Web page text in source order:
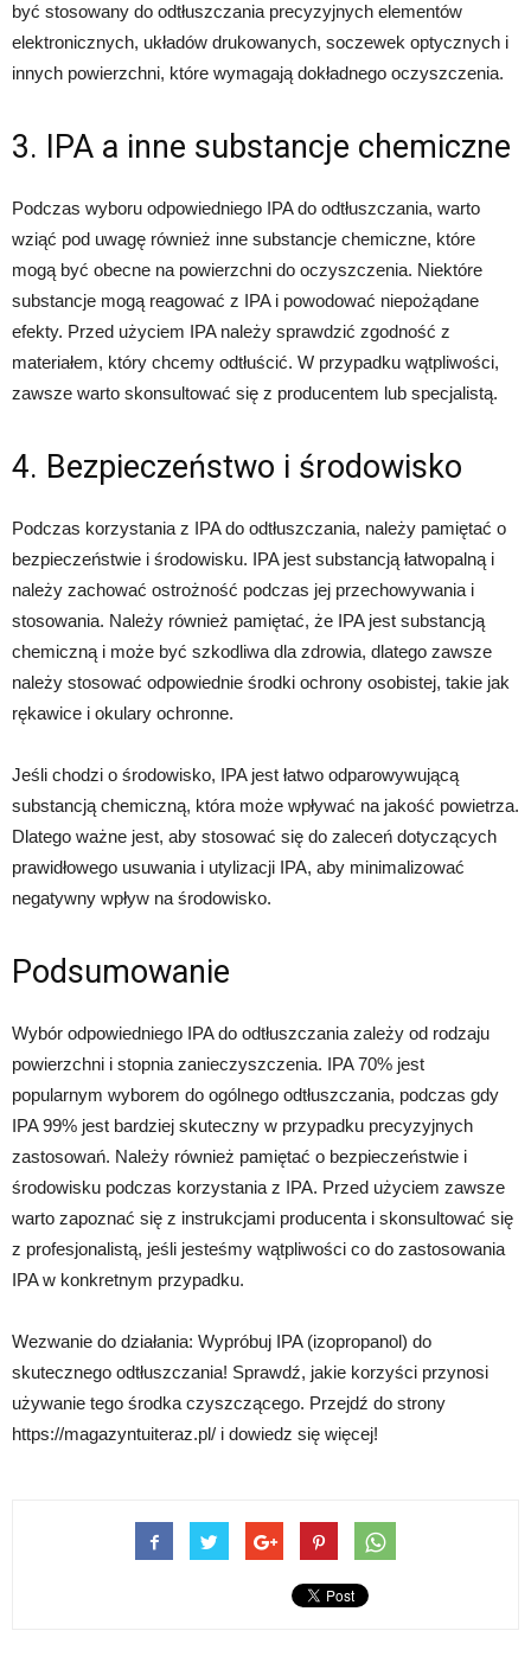
być stosowany do odtłuszczania precyzyjnych elementów
elektronicznych, układów drukowanych, soczewek optycznych i
innych powierzchni, które wymagają dokładnego oczyszczenia.
3. IPA a inne substancje chemiczne
Podczas wyboru odpowiedniego IPA do odtłuszczania, warto
wziąć pod uwagę również inne substancje chemiczne, które
mogą być obecne na powierzchni do oczyszczenia. Niektóre
substancje mogą reagować z IPA i powodować niepożądane
efekty. Przed użyciem IPA należy sprawdzić zgodność z
materiałem, który chcemy odtłuścić. W przypadku wątpliwości,
zawsze warto skonsultować się z producentem lub specjalistą.
4. Bezpieczeństwo i środowisko
Podczas korzystania z IPA do odtłuszczania, należy pamiętać o
bezpieczeństwie i środowisku. IPA jest substancją łatwopalną i
należy zachować ostrożność podczas jej przechowywania i
stosowania. Należy również pamiętać, że IPA jest substancją
chemiczną i może być szkodliwa dla zdrowia, dlatego zawsze
należy stosować odpowiednie środki ochrony osobistej, takie jak
rękawice i okulary ochronne.
Jeśli chodzi o środowisko, IPA jest łatwo odparowywującą
substancją chemiczną, która może wpływać na jakość powietrza.
Dlatego ważne jest, aby stosować się do zaleceń dotyczących
prawidłowego usuwania i utylizacji IPA, aby minimalizować
negatywny wpływ na środowisko.
Podsumowanie
Wybór odpowiedniego IPA do odtłuszczania zależy od rodzaju
powierzchni i stopnia zanieczyszczenia. IPA 70% jest
popularnym wyborem do ogólnego odtłuszczania, podczas gdy
IPA 99% jest bardziej skuteczny w przypadku precyzyjnych
zastosowań. Należy również pamiętać o bezpieczeństwie i
środowisku podczas korzystania z IPA. Przed użyciem zawsze
warto zapoznać się z instrukcjami producenta i skonsultować się
z profesjonalistą, jeśli jesteśmy wątpliwości co do zastosowania
IPA w konkretnym przypadku.
Wezwanie do działania: Wypróbuj IPA (izopropanol) do
skutecznego odtłuszczania! Sprawdź, jakie korzyści przynosi
używanie tego środka czyszczącego. Przejdź do strony
https://magazyntuiteraz.pl/ i dowiedz się więcej!